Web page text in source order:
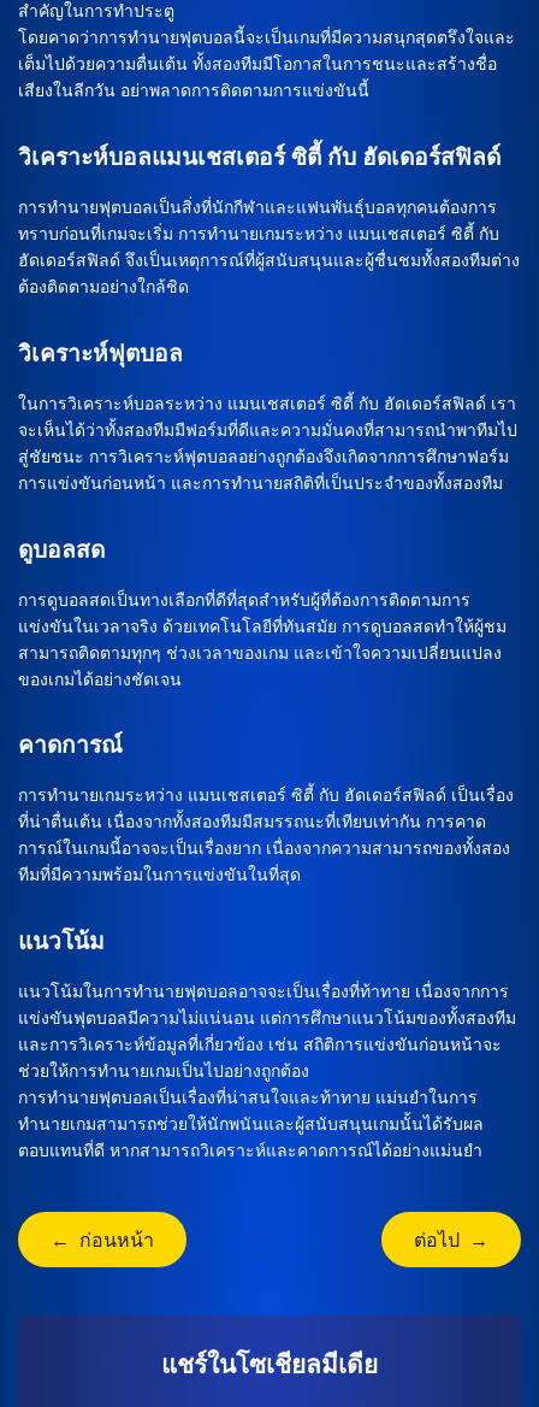
สำคัญในการทำประตู
โดยคาดว่าการทำนายฟุตบอลนี้จะเป็นเกมที่มีความสนุกสุดตรึงใจและ
เต็มไปด้วยความตื่นเต้น ทั้งสองทีมมีโอกาสในการชนะและสร้างชื่อ
เสียงในลีกวัน อย่าพลาดการติดตามการแข่งขันนี้
วิเคราะห์บอลแมนเชสเตอร์ ซิตี้ กับ ฮัดเดอร์สฟิลด์
การทำนายฟุตบอลเป็นสิ่งที่นักกีฬาและแฟนพันธุ์บอลทุกคนต้องการ
ทราบก่อนที่เกมจะเริ่ม การทำนายเกมระหว่าง แมนเชสเตอร์ ซิตี้ กับ
ฮัดเดอร์สฟิลด์ จึงเป็นเหตุการณ์ที่ผู้สนับสนุนและผู้ชื่นชมทั้งสองทีมต่าง
ต้องติดตามอย่างใกล้ชิด
วิเคราะห์ฟุตบอล
ในการวิเคราะห์บอลระหว่าง แมนเชสเตอร์ ซิตี้ กับ ฮัดเดอร์สฟิลด์ เรา
จะเห็นได้ว่าทั้งสองทีมมีฟอร์มที่ดีและความมั่นคงที่สามารถนำพาทีมไป
สู่ชัยชนะ การวิเคราะห์ฟุตบอลอย่างถูกต้องจึงเกิดจากการศึกษาฟอร์ม
การแข่งขันก่อนหน้า และการทำนายสถิติที่เป็นประจำของทั้งสองทีม
ดูบอลสด
การดูบอลสดเป็นทางเลือกที่ดีที่สุดสำหรับผู้ที่ต้องการติดตามการ
แข่งขันในเวลาจริง ด้วยเทคโนโลยีที่ทันสมัย การดูบอลสดทำให้ผู้ชม
สามารถติดตามทุกๆ ช่วงเวลาของเกม และเข้าใจความเปลี่ยนแปลง
ของเกมได้อย่างชัดเจน
คาดการณ์
การทำนายเกมระหว่าง แมนเชสเตอร์ ซิตี้ กับ ฮัดเดอร์สฟิลด์ เป็นเรื่อง
ที่น่าตื่นเต้น เนื่องจากทั้งสองทีมมีสมรรถนะที่เทียบเท่ากัน การคาด
การณ์ในเกมนี้อาจจะเป็นเรื่องยาก เนื่องจากความสามารถของทั้งสอง
ทีมที่มีความพร้อมในการแข่งขันในที่สุด
แนวโน้ม
แนวโน้มในการทำนายฟุตบอลอาจจะเป็นเรื่องที่ท้าทาย เนื่องจากการ
แข่งขันฟุตบอลมีความไม่แน่นอน แต่การศึกษาแนวโน้มของทั้งสองทีม
และการวิเคราะห์ข้อมูลที่เกี่ยวข้อง เช่น สถิติการแข่งขันก่อนหน้าจะ
ช่วยให้การทำนายเกมเป็นไปอย่างถูกต้อง
การทำนายฟุตบอลเป็นเรื่องที่น่าสนใจและท้าทาย แม่นยำในการ
ทำนายเกมสามารถช่วยให้นักพนันและผู้สนับสนุนเกมนั้นได้รับผล
ตอบแทนที่ดี หากสามารถวิเคราะห์และคาดการณ์ได้อย่างแม่นยำ
← ก่อนหน้า ต่อไป →
แชร์ในโซเชียลมีเดีย